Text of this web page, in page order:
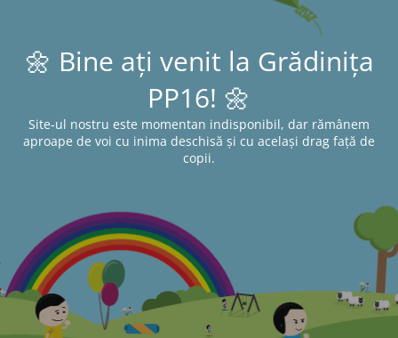
🌼 Bine ați venit la Grădinița
PP16! 🌼
Site-ul nostru este momentan indisponibil, dar rămânem
aproape de voi cu inima deschisă și cu același drag față de
copii.